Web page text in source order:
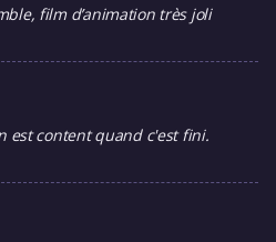
film d’animation très joli
est content quand c'est fini.